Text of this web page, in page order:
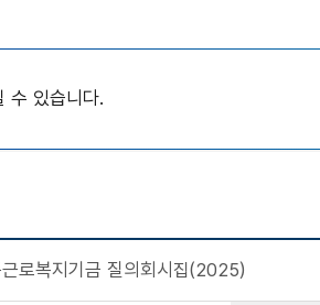
수 있습니다.
로복지기금 질의회시집(2025)